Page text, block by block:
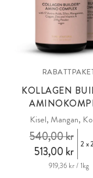
KOLLAGEN
Kisel, Mangan,
513,00 kr
540,00 kr 2 x
919,36 kr / 1kg